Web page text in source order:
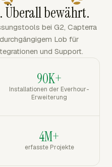
Überall bewährt.
bei G2, Capterra
Lob für
und Support.
90K+
Installationen der Everhour-
Erweiterung
4M+
erfasste Projekte